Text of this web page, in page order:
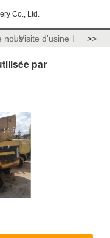
Co., Ltd.
nousVisite d'usine >>
par